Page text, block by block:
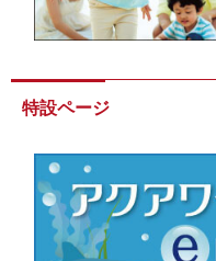
特設ページ